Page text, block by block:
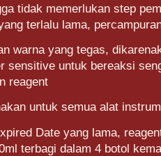
tidak memerlukan step
terlalu lama,
warna yang tegas,
sensitive untuk bereaksi
reagent
untuk semua alat
Date yang lama,
terbagi dalam 4 botol